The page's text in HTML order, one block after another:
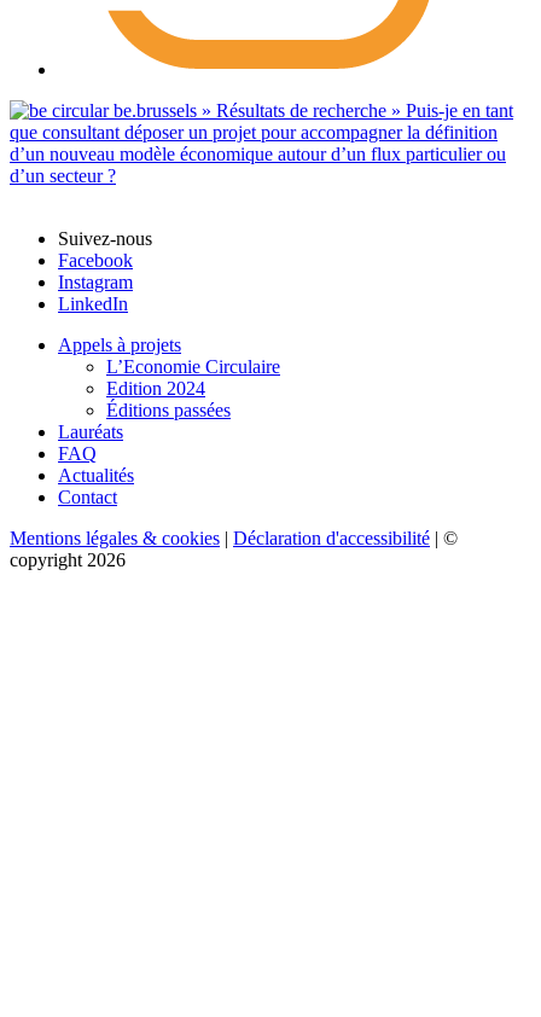
Suivez-nous
Facebook
Instagram
LinkedIn
Appels à projets
L’Economie Circulaire
Edition 2024
Éditions passées
Lauréats
FAQ
Actualités
Contact
Mentions légales & cookies | Déclaration d'accessibilité | ©
copyright 2026